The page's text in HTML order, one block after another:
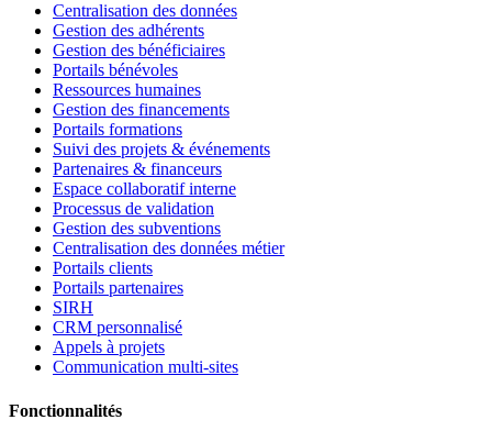
Centralisation des données
Gestion des adhérents
Gestion des bénéficiaires
Portails bénévoles
Ressources humaines
Gestion des financements
Portails formations
Suivi des projets & événements
Partenaires & financeurs
Espace collaboratif interne
Processus de validation
Gestion des subventions
Centralisation des données métier
Portails clients
Portails partenaires
SIRH
CRM personnalisé
Appels à projets
Communication multi-sites
Fonctionnalités